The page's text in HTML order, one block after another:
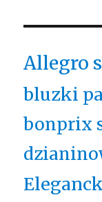
Allegro
bluzki
bonprix